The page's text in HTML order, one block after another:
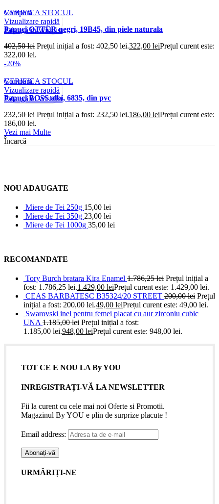
Compară
Vizualizare rapidă
Adaugă în Wishlist
VERIFICA STOCUL
Papuci OTTER negri, 19B45, din piele naturala
402,50lei Prețul inițial a fost: 402,50 lei.322,00 leiPrețul curent este:
322,00 lei.
-20%
Compară
Vizualizare rapidă
Adaugă în Wishlist
VERIFICA STOCUL
Papuci BOSS albi, 6835, din pvc
232,50lei Prețul inițial a fost: 232,50 lei.186,00 leiPrețul curent este:
186,00 lei.
Vezi mai Multe
Încarcă
NOU ADAUGATE
Miere de Tei 250g 15,00 lei
Miere de Tei 350g 23,00 lei
Miere de Tei 1000g 35,00 lei
RECOMANDATE
Tory Burch bratara Kira Enamel 1.786,25lei Prețul inițial a
fost: 1.786,25 lei.1.429,00 leiPrețul curent este: 1.429,00 lei.
CEAS BARBATESC B35324/20 STREET 200,00lei Prețul
inițial a fost: 200,00 lei.49,00 leiPrețul curent este: 49,00 lei.
Swarovski inel pentru femei placat cu aur zirconiu cubic
UNA 1.185,00lei Prețul inițial a fost:
1.185,00 lei.948,00 leiPrețul curent este: 948,00 lei.
TOT CE E NOU LA By YOU
INREGISTRAȚI-VĂ LA NEWSLETTER
Fii la curent cu cele mai noi Oferte si Promotii.
Magazinul By YOU e plin de surprize placute !
Email address:
URMĂRIȚI-NE